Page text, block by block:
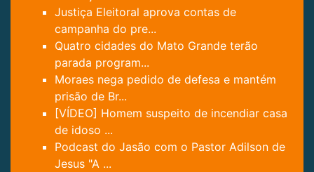
Justiça Eleitoral aprova contas de
campanha do pre...
Quatro cidades do Mato Grande terão
parada program...
Moraes nega pedido de defesa e mantém
prisão de Br...
[VÍDEO] Homem suspeito de incendiar casa
de idoso ...
Podcast do Jasão com o Pastor Adilson de
Jesus "A ...